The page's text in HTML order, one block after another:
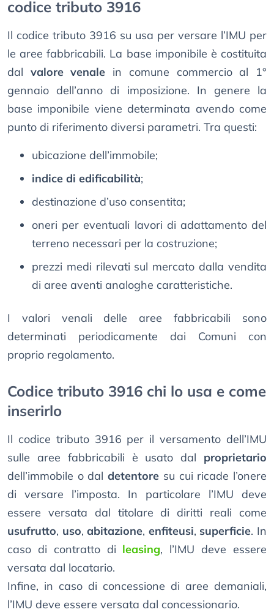
codice tributo 3916
Il codice tributo 3916 su usa per versare l’IMU per
le aree fabbricabili. La base imponibile è costituita
dal valore venale in comune commercio al 1°
gennaio dell’anno di imposizione. In genere la
base imponibile viene determinata avendo come
punto di riferimento diversi parametri. Tra questi:
ubicazione dell’immobile;
indice di edificabilità;
destinazione d’uso consentita;
oneri per eventuali lavori di adattamento del
terreno necessari per la costruzione;
prezzi medi rilevati sul mercato dalla vendita
di aree aventi analoghe caratteristiche.
I valori venali delle aree fabbricabili sono
determinati periodicamente dai Comuni con
proprio regolamento.
Codice tributo 3916 chi lo usa e come
inserirlo
Il codice tributo 3916 per il versamento dell’IMU
sulle aree fabbricabili è usato dal proprietario
dell’immobile o daldetentore su cui ricade l’onere
di versare l’imposta. In particolare l’IMU deve
essere versata dal titolare di diritti reali come
usufrutto, uso,abitazione, enfiteusi, superficie. In
caso di contratto di leasing, l’IMU deve essere
versata dal locatario.
Infine, in caso di concessione di aree demaniali,
l’IMU deve essere versata dal concessionario.